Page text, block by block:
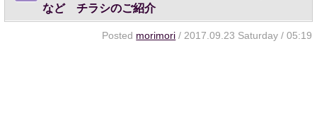
など チラシのご紹介
Posted morimori / 2017.09.23 Saturday / 05:19